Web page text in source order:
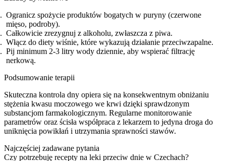
Ogranicz spożycie produktów bogatych w puryny (czerwone
mięso, podroby).
Całkowicie zrezygnuj z alkoholu, zwłaszcza z piwa.
Włącz do diety wiśnie, które wykazują działanie przeciwzapalne.
Pij minimum 2-3 litry wody dziennie, aby wspierać filtrację
nerkową.
Podsumowanie terapii
Skuteczna kontrola dny opiera się na konsekwentnym obniżaniu
stężenia kwasu moczowego we krwi dzięki sprawdzonym
substancjom farmakologicznym. Regularne monitorowanie
parametrów oraz ścisła współpraca z lekarzem to jedyna droga do
uniknięcia powikłań i utrzymania sprawności stawów.
Najczęściej zadawane pytania
Czy potrzebuję recepty na leki przeciw dnie w Czechach?